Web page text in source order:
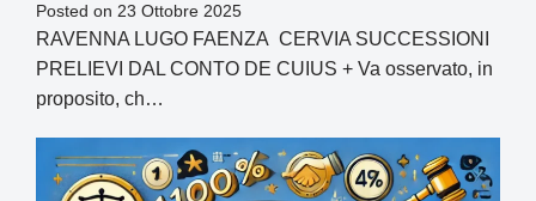
Posted on 23 Ottobre 2025
RAVENNA LUGO FAENZA CERVIA SUCCESSIONI
PRELIEVI DAL CONTO DE CUIUS + Va osservato, in
proposito, ch…